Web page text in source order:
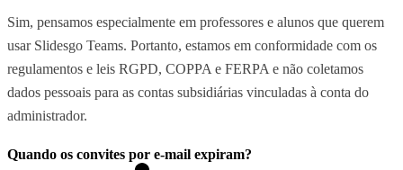
Sim, pensamos especialmente em professores e alunos que querem
usar Slidesgo Teams. Portanto, estamos em conformidade com os
regulamentos e leis RGPD, COPPA e FERPA e não coletamos
dados pessoais para as contas subsidiárias vinculadas à conta do
administrador.
Quando os convites por e-mail expiram?